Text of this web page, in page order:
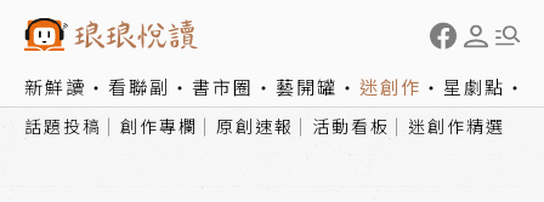
新鮮讀 看聯副 書市圈 藝開罐 迷創作 星劇點
話題投稿 創作專欄 原創速報 活動看板 迷創作精選